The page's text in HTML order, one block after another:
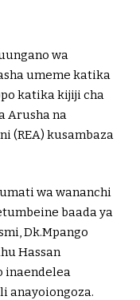
wa
umeme katika
katika kijiji cha
Arusha na
(REA) kusambaza
wa wananchi
baada ya
Dk.Mpango
Hassan
inaendelea
anayoiongoza.